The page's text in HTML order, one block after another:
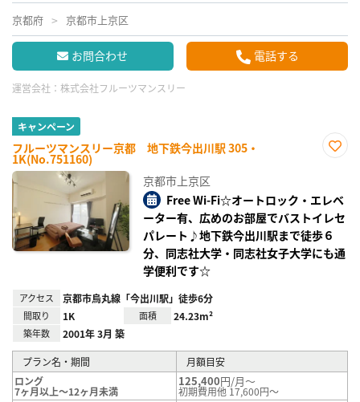
京都府 京都市上京区
お問合わせ 電話する
運営会社： 株式会社フルーツマンスリー
キャンペーン
フルーツマンスリー京都 地下鉄今出川駅 305・
1K(No.751160)
録
京都市上京区
Free Wi-Fi☆オートロック・エレベ
ーター有、広めのお部屋でバストイレセ
パレート♪地下鉄今出川駅まで徒歩６
分、同志社大学・同志社女子大学にも通
学便利です☆
アクセス 京都市烏丸線「今出川駅」徒歩6分
間取り 1K 面積 24.23m²
築年数 2001年 3月 築
プラン名・期間
月額目安
ロング
7ヶ月以上～12ヶ月未満
125,400円/月～
初期費用他 17,600円～